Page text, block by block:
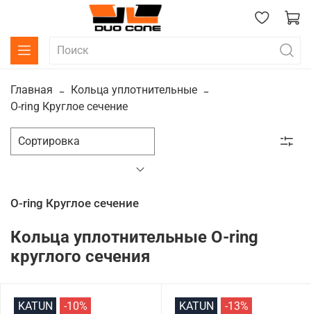
Главная
Кольца уплотнительные
O-ring Круглое сечение
O-ring Круглое сечение
Кольца уплотнительные O-ring
круглого сечения
KATUN -10% KATUN -13%